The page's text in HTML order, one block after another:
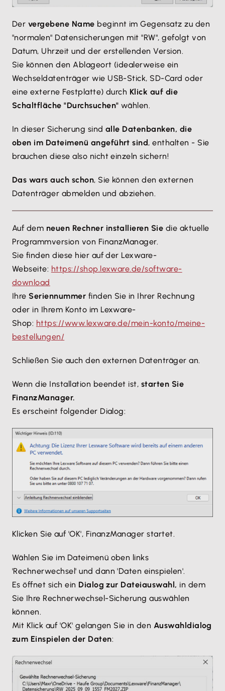
Der vergebene Name beginnt im Gegensatz zu den
"normalen" Datensicherungen mit "RW", gefolgt von
Datum, Uhrzeit und der erstellenden Version.
Sie können den Ablageort (idealerweise ein
Wechseldatenträger wie USB-Stick, SD-Card oder
eine externe Festplatte) durch Klick auf die
Schaltfläche "Durchsuchen" wählen.
In dieser Sicherung sind alle Datenbanken, die
oben im Dateimenü angeführt sind , enthalten - Sie
brauchen diese also nicht einzeln sichern!
Das wars auch schon, Sie können den externen
Datenträger abmelden und abziehen.
Auf dem neuen Rechner installieren Sie die aktuelle
Programmversion von FinanzManager.
Sie finden diese hier auf der Lexware-
Webseite: https://shop.lexware.de/software-
download
IhreSeriennummer finden Sie in Ihrer Rechnung
oder in Ihrem Konto im Lexware-
Shop: https://www.lexware.de/mein-konto/meine-
bestellungen/
Schließen Sie auch den externen Datenträger an.
Wenn die Installation beendet ist, starten Sie
FinanzManager.
Es erscheint folgender Dialog:
Klicken Sie auf 'OK', FinanzManager startet.
Wählen Sie im Dateimenü oben links
'Rechnerwechsel' und dann 'Daten einspielen'.
Es öffnet sich ein Dialog zur Dateiauswahl, in dem
Sie Ihre Rechnerwechsel-Sicherung auswählen
können.
Mit Klick auf 'OK' gelangen Sie in den Auswahldialog
zum Einspielen der Daten: